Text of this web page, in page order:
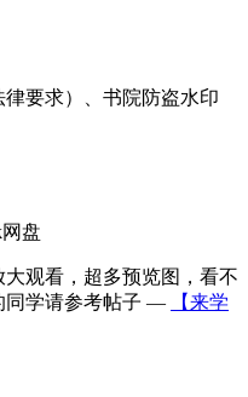
律要求）、书院防盗水印
盘
大观看，超多预览图，看不
同学请参考帖子 —
【来学